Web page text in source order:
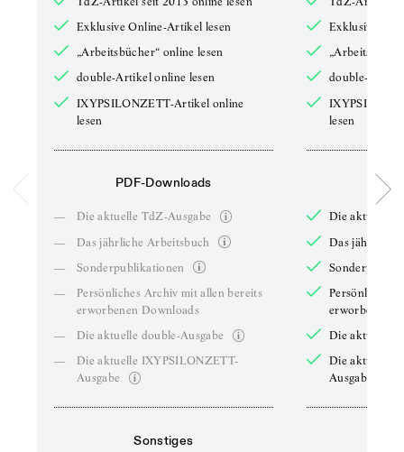
Exklusive Online-Artikel lesen
„Arbeitsbücher“ online lesen
double-Artikel online lesen
IXYPSILONZETT-Artikel online
lesen
PDF-Downloads
—
Die aktuelle TdZ-Ausgabe
—
Das jährliche Arbeitsbuch
—
Sonderpublikationen
—
Persönliches Archiv mit allen bereits
erworbenen Downloads
—
Die aktuelle double-Ausgabe
—
Die aktuelle IXYPSILONZETT-
Ausgabe
Sonstiges
Exklusive
double-
lesen
Die aktuelle
Das jährliche
Persönliches
erworbenen
Die aktuelle
Die aktuelle
Ausgabe